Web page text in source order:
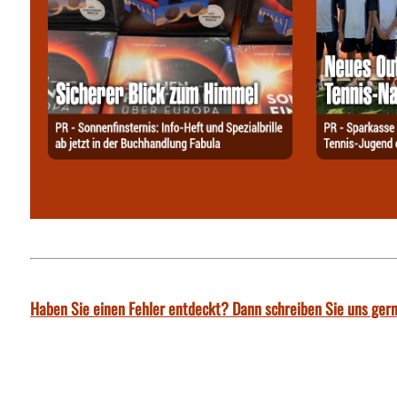
Haben Sie einen Fehler entdeckt? Dann schreiben Sie uns